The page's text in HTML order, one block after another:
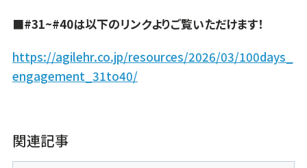
■#31~#40は以下のリンクよりご覧いただけます！
https://agilehr.co.jp/resources/2026/03/100days_
engagement_31to40/
関連記事